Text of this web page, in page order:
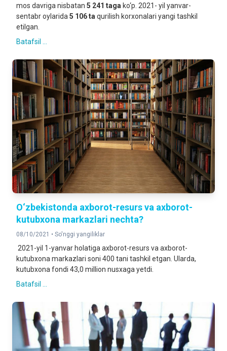
mos davriga nisbatan 5 241 taga ko‘p. 2021- yil yanvar-
sentabr oylarida 5 106 ta qurilish korxonalari yangi tashkil
etilgan.
Batafsil ...
O‘zbekistonda axborot-resurs va axborot-
kutubxona markazlari nechta?
08/10/2021 • So'nggi yangiliklar
2021-yil 1-yanvar holatiga axborot-resurs va axborot-
kutubxona markazlari soni 400 tani tashkil etgan. Ularda,
kutubxona fondi 43,0 million nusxaga yetdi.
Batafsil ...